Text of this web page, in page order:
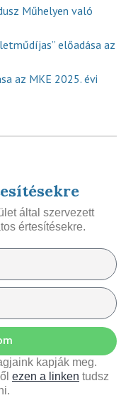
Műhelyen való
előadása az
az MKE 2025. évi
által szervezett
értesítésekre.
kapják meg.
ezen a linken tudsz